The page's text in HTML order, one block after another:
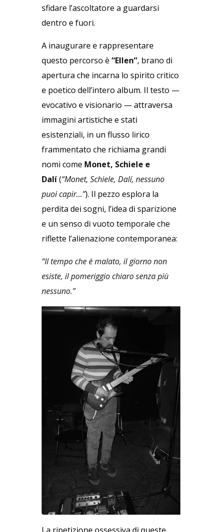
sfidare l’ascoltatore a guardarsi
dentro e fuori.
A inaugurare e rappresentare
questo percorso è “Ellen”, brano di
apertura che incarna lo spirito critico
e poetico dell’intero album. Il testo —
evocativo e visionario — attraversa
immagini artistiche e stati
esistenziali, in un flusso lirico
frammentato che richiama grandi
nomi come Monet, Schiele e
Dalí(“Monet, Schiele, Dalí, nessuno
puoi capir…”). Il pezzo esplora la
perdita dei sogni, l’idea di sparizione
e un senso di vuoto temporale che
riflette l’alienazione contemporanea:
“Il tempo che è malato, il giorno non
esiste, il pomeriggio chiaro senza più
nessuno.”